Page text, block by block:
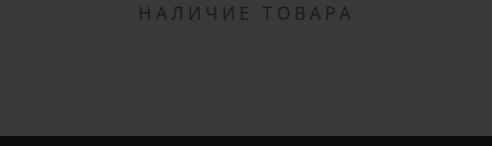
НАЛИЧИЕ ТОВАРА